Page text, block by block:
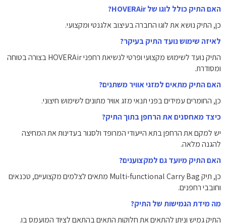
האם התיק כולל לוגו של HOVERAir?
כן, התיק נושא את לוגו החברה בעיצוב אלגנטי ומקצועי.
לאיזה שימוש נועד התיק בעיקר?
התיק נועד לשימוש מקצועי ופרטי לנשיאת רחפני HOVERAir בצורה בטוחה
ומסודרת.
האם התיק מתאים למזגי אוויר משתנים?
כן, החומרים עמידים בפני תנאי מזג אוויר מתונים לשימוש חיצוני.
כיצד מאחסנים את הרחפן בתוך התיק?
יש למקם את הרחפן בתא הייעודי המרופד ולסגור בעדינות את המחיצה
להגנה מלאה.
האם התיק מיועד גם למקצוענים?
כן, תיק Multi-functional Carry Bag מתאים לצלמים מקצועיים, טכנאים
וחובבי רחפנים.
מה מידת הגמישות של התיק?
התיק גמיש וניתן להתאים את חלוקות התאים בהתאם לציוד המועמס בו.